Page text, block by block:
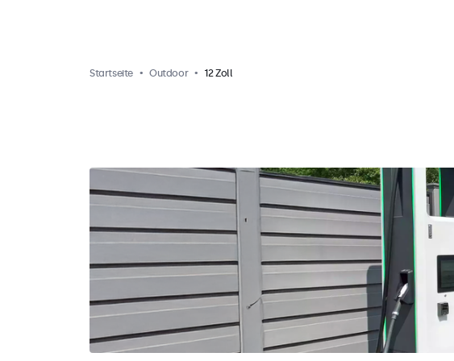
Startseite Outdoor 12 Zoll